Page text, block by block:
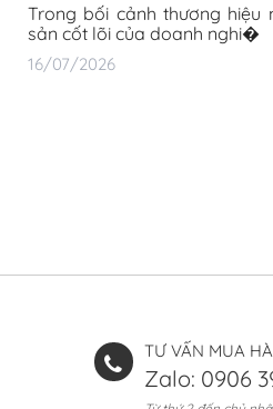
Trong bối cảnh thương
sản cốt lõi của doanh nghi�
16/07/2026
TƯ VẤN MUA
Zalo: 0906